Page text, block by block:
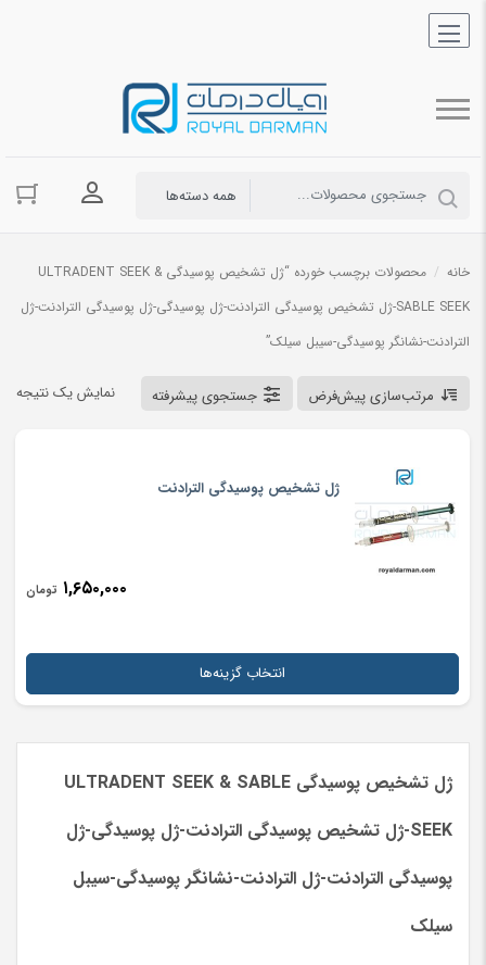
ورود به
خانه /
محصولات برچسب خورده “ژل تشخیص پوسیدگی ULTRADENT SEEK &
SABLE SEEK-ژل تشخیص پوسیدگی الترادنت-ژل پوسیدگی-ژل پوسیدگی الترادنت-ژل
الترادنت-نشانگر پوسیدگی-سیبل سیلک”
نمایش یک نتیجه مرتب‌سازی پیش‌فرض جستجوی پیشرفته
ژل تشخیص پوسیدگی الترادنت
۱,۶۵۰,۰۰۰ تومان
انتخاب گزینه‌ها
ژل تشخیص پوسیدگی ULTRADENT SEEK & SABLE
SEEK-ژل تشخیص پوسیدگی الترادنت-ژل پوسیدگی-ژل
پوسیدگی الترادنت-ژل الترادنت-نشانگر پوسیدگی-سیبل
سیلک